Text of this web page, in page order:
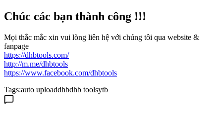
Chúc các bạn thành công !!!
Mọi thắc mắc xin vui lòng liên hệ với chúng tôi qua website &
fanpage
https://dhbtools.com/
http://m.me/dhbtools
https://www.facebook.com/dhbtools
Tags:auto uploaddhbdhb toolsytb